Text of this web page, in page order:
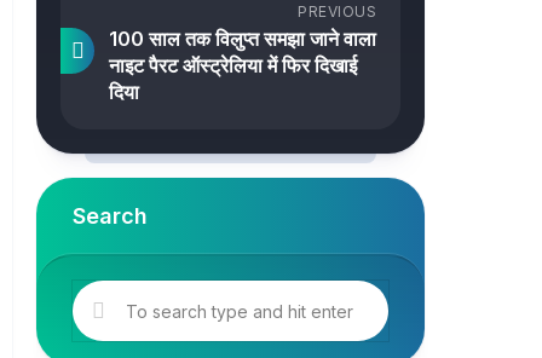
PREVIOUS
100 साल तक विलुप्त समझा जाने वाला
नाइट पैरट ऑस्ट्रेलिया में फिर दिखाई
दिया
Search